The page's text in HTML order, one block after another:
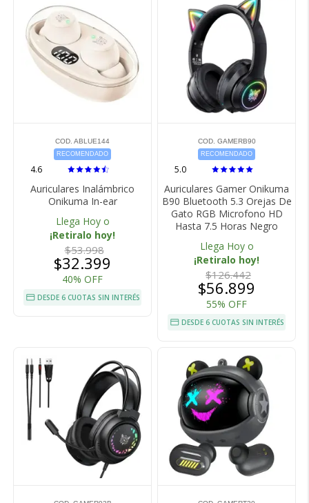
COD. ABLUE144
RECOMENDADO
4.6
Auriculares Inalámbrico
Onikuma In-ear
Llega Hoy o
¡Retiralo hoy!
$53.998
$32.399
40% OFF
DESDE 6 CUOTAS SIN INTERÉS
COD. GAMERB90
RECOMENDADO
5.0
Auriculares Gamer Onikuma
B90 Bluetooth 5.3 Orejas De
Gato RGB Microfono HD
Hasta 7.5 Horas Negro
Llega Hoy o
¡Retiralo hoy!
$126.442
$56.899
55% OFF
DESDE 6 CUOTAS SIN INTERÉS